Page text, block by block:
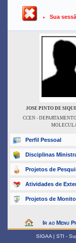
UFPB ›
Sua
JOSE PINTO DE
CCEN -
Perfil Pessoal
Disciplinas
Projetos de
Atividades de
Projetos de
Ir ao Menu
SIGAA | STI -